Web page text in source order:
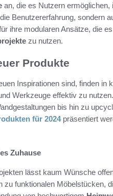
an, die es Nutzern
Benutzererfahrung, sondern
ihre modularen Ansätze, die
zu nutzen.
Produkte
Inspirationen sind, finden
Werkzeuge effektiv zu
bis hin zu
für 2024präsentiert
Zuhause
lässt kaum Wünsche
zu funktionalen Möbelstücken,